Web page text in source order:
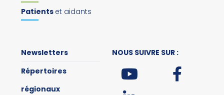
Patients et aidants
Newsletters
Répertoires
régionaux
NOUS SUIVRE SUR :